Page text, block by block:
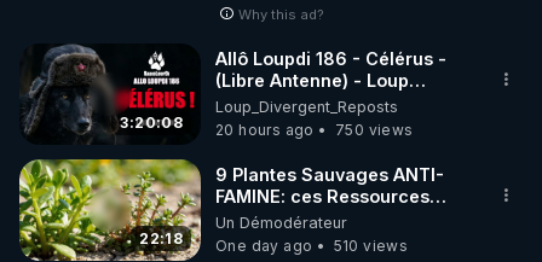
Why this ad?
3:20:08
Allô Loupdi 186 - Célérus -
(Libre Antenne) - Loup
Divergent 2026.08.06
Loup_Divergent_Reposts
20 hours ago
750 views
22:18
9 Plantes Sauvages ANTI-
FAMINE: ces Ressources
JARDIN&des Haies
Un Démodérateur
One day ago
510 views